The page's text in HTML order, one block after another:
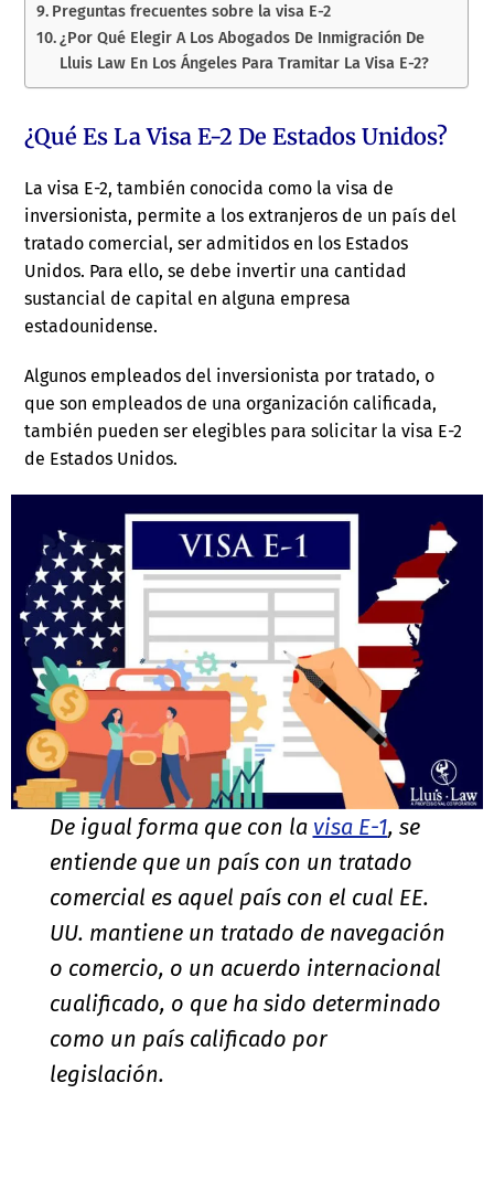
Preguntas frecuentes sobre la visa E-2
¿Por Qué Elegir A Los Abogados De Inmigración De
Lluis Law En Los Ángeles Para Tramitar La Visa E-2?
¿Qué Es La Visa E-2 De Estados Unidos?
La visa E-2, también conocida como la visa de
inversionista, permite a los extranjeros de un país del
tratado comercial, ser admitidos en los Estados
Unidos. Para ello, se debe invertir una cantidad
sustancial de capital en alguna empresa
estadounidense.
Algunos empleados del inversionista por tratado, o
que son empleados de una organización calificada,
también pueden ser elegibles para solicitar la visa E-2
de Estados Unidos.
De igual forma que con la visa E-1, se
entiende que un país con un tratado
comercial es aquel país con el cual EE.
UU. mantiene un tratado de navegación
o comercio, o un acuerdo internacional
cualificado, o que ha sido determinado
como un país calificado por
legislación.